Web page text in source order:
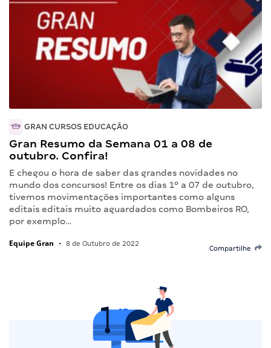
GRAN CURSOS EDUCAÇÃO
Gran Resumo da Semana 01 a 08 de
outubro. Confira!
E chegou o hora de saber das grandes novidades no
mundo dos concursos! Entre os dias 1º a 07 de outubro,
tivemos movimentações importantes como alguns
editais editais muito aguardados como Bombeiros RO,
por exemplo…
Equipe Gran • 8 de Outubro de 2022
Compartilhe